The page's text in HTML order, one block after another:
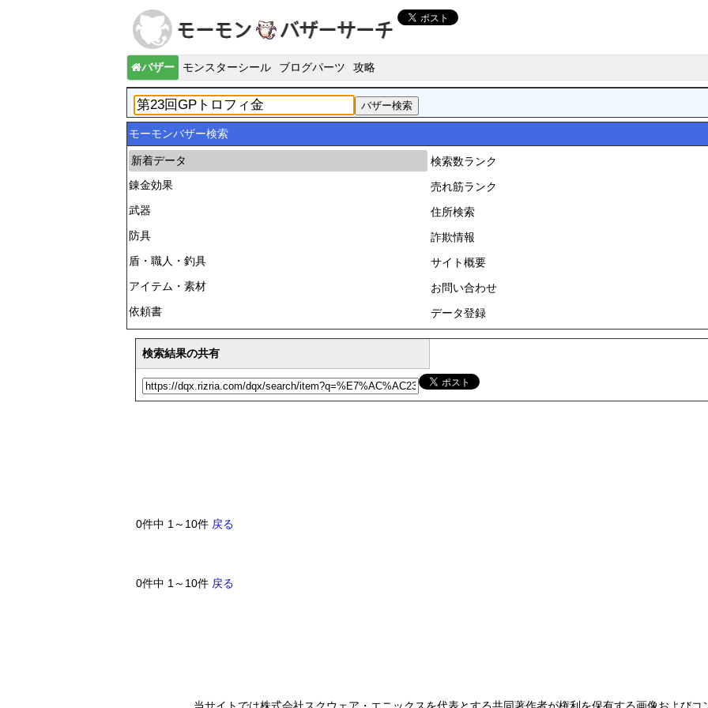
バザー モンスターシール ブログパーツ 攻略
モーモンバザー検索
新着データ
錬金効果
武器
防具
盾・職人・釣具
アイテム・素材
依頼書
検索数ランク
売れ筋ランク
住所検索
詐欺情報
サイト概要
お問い合わせ
データ登録
検索結果の共有
0件中 1～10件 戻る
0件中 1～10件 戻る